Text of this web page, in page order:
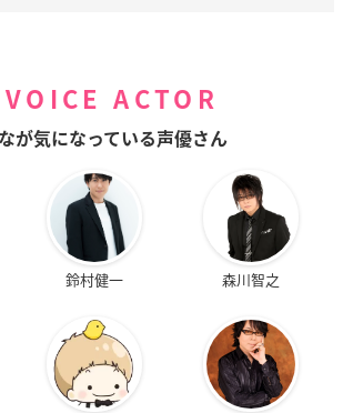
VOICE ACTOR
が気になっている声優さん
鈴村健一 森川智之